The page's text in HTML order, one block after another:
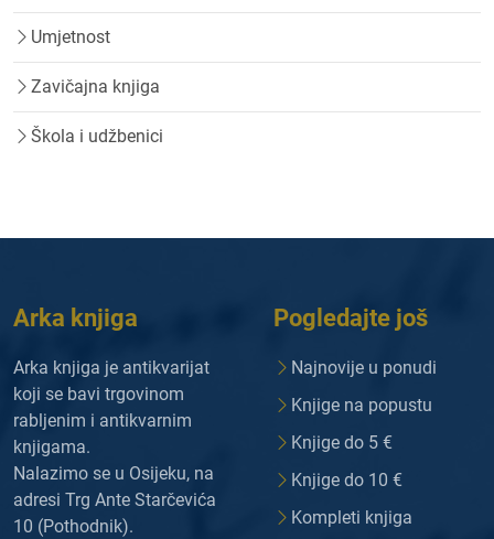
Umjetnost
Zavičajna knjiga
Škola i udžbenici
Arka knjiga
Arka knjiga je antikvarijat
koji se bavi trgovinom
rabljenim i antikvarnim
knjigama.
Nalazimo se u Osijeku, na
adresi Trg Ante Starčevića
10 (Pothodnik).
Pogledajte još
Najnovije u ponudi
Knjige na popustu
Knjige do 5 €
Knjige do 10 €
Kompleti knjiga